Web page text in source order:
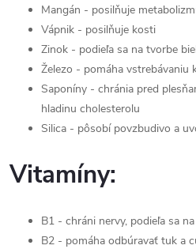
Mangán - posilňuje
Vápnik - posilňuje kosti
Zinok - podieľa sa na tvorbe
Železo - pomáha vstrebávaniu
Saponíny - chránia pred
hladinu cholesterolu
Silica - pôsobí povzbudivo a
Vitamíny:
B1 - chráni nervy, podieľa sa
B2 - pomáha odbúravať tuk a